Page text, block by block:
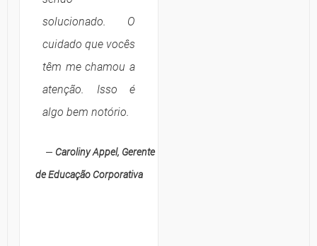
solucionado. O
cuidado que vocês
têm me chamou a
atenção. Isso é
algo bem notório.
— Caroliny Appel, Gerente
de Educação Corporativa